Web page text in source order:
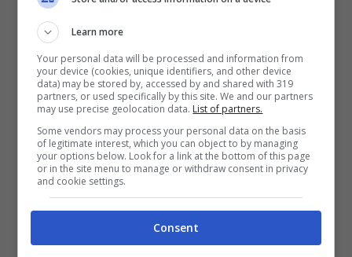
Sempre secondo il World Economic Forum, ci
sono tre professioni su tutte che saranno
assai ridimensionate dall’IA. Una tra queste
quella degli impiegati amministrativi.
Learn more
Your personal data will be processed and information from
your device (cookies, unique identifiers, and other device
data) may be stored by, accessed by and shared with 319
partners, or used specifically by this site. We and our partners
may use precise geolocation data. List of partners.
Some vendors may process your personal data on the basis
of legitimate interest, which you can object to by managing
your options below. Look for a link at the bottom of this page
or in the site menu to manage or withdraw consent in privacy
and cookie settings.
Consent